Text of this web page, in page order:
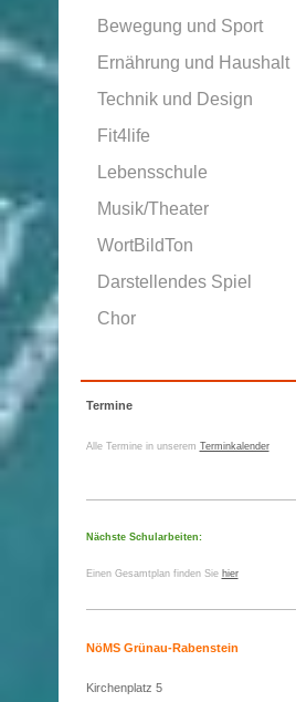
Bewegung und Sport
Ernährung und Haushalt
Technik und Design
Fit4life
Lebensschule
Musik/Theater
WortBildTon
Darstellendes Spiel
Chor
Termine
Alle Termine in unserem Terminkalender
Nächste Schularbeiten:
Einen Gesamtplan finden Sie hier
NöMS Grünau-Rabenstein
Kirchenplatz 5